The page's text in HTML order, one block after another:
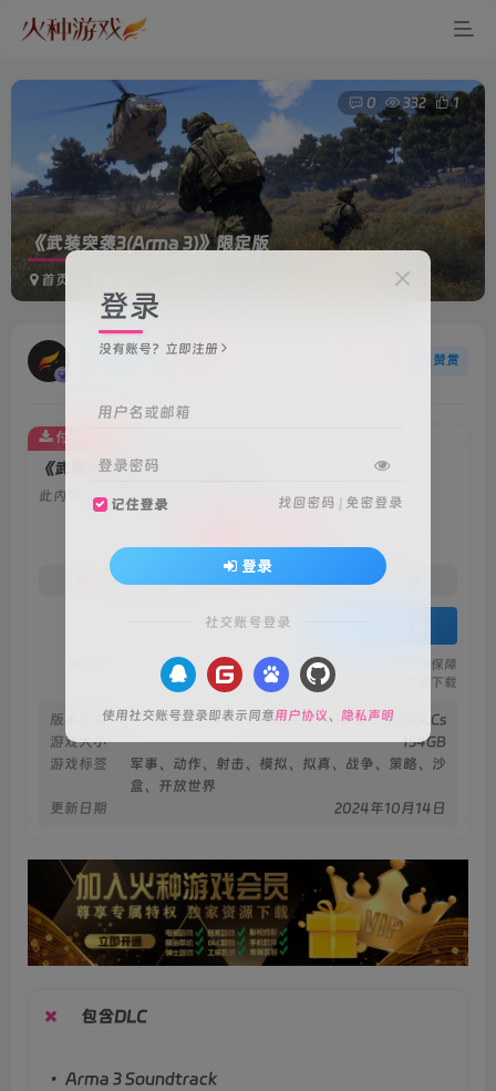
《武装突袭3(Arma 3)》限定版
首页
0 332 1
火种游戏 赞赏
《武装突袭3(Arma 3)》限定版
此内容为付费资源，请付费后查看
￥ 38
￥ 88
火种黄金会员 19 火种黑钻会员
安全绿色无毒保障 永久免费稳定更新
资源有效持续保障
火种网盘极速下载
版本信息
v2.16.151618 整合全部DLCs
游戏大小
154GB
游戏标签
军事、动作、射击、模拟、拟真、战争、策略、沙
盒、开放世界
更新日期
2024年10月14日
付费资源
包含DLC
• Arma 3 Soundtrack
登录
没有账号？立即注册
用户名或邮箱
登录密码
记住登录 找回密码 | 免密登录
登录
社交账号登录
使用社交账号登录即表示同意用户协议、 隐私声明